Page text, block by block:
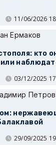
11/06/2026
Ермаков
кто
03/12/2025
Петров
29/09/2025